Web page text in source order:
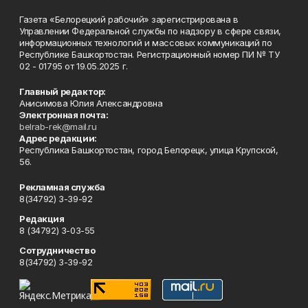
Газета «Белорецкий рабочий» зарегистрирована в
Управлении Федеральной службы по надзору в сфере связи,
информационных технологий и массовых коммуникаций по
Республике Башкортостан. Регистрационный номер ПИ № ТУ
02 - 01795 от 19.05.2025 г.
Главный редактор:
Анисимова Юлия Александровна
Электронная почта:
belrab-rek@mail.ru
Адрес редакции:
Республика Башкортостан, город Белорецк, улица Крупской,
56.
Рекламная служба
8(34792) 3-39-92
Редакция
8 (34792) 3-03-55
Сотрудничество
8(34792) 3-39-92